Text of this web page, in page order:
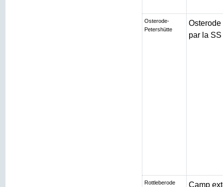
Osterode-
Petershütte
par la
Rottleberode
Camp